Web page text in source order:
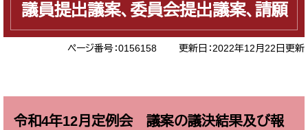
議員提出議案、委員会提出議案、請願
ページ番号：0156158 更新日：2022年12月22日更新
令和4年12月定例会 議案の議決結果及び報